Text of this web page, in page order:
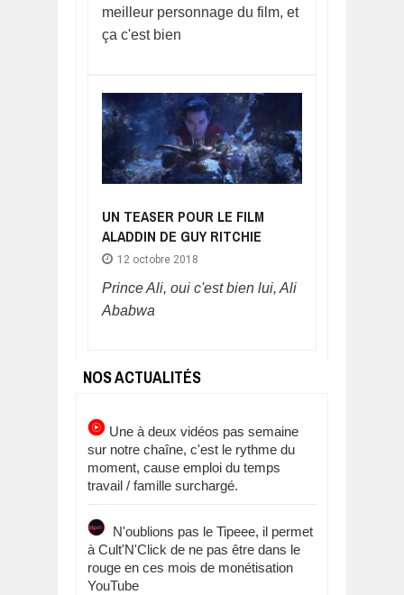
meilleur personnage du film, et
ça c'est bien
UN TEASER POUR LE FILM
ALADDIN DE GUY RITCHIE
12 octobre 2018
Prince Ali, oui c'est bien lui, Ali
Ababwa
NOS ACTUALITÉS
Une à deux vidéos pas semaine
sur notre chaîne, c'est le rythme du
moment, cause emploi du temps
travail / famille surchargé.
N'oublions pas le Tipeee, il permet
à Cult'N'Click de ne pas être dans le
rouge en ces mois de monétisation
YouTube